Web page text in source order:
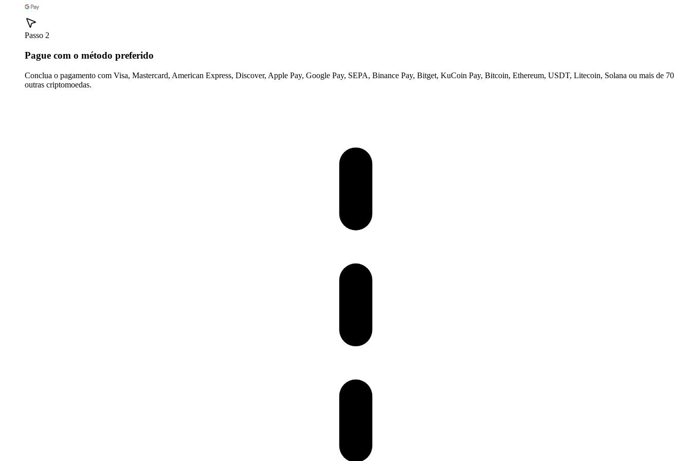
Passo 2
Pague com o método preferido
Conclua o pagamento com Visa, Mastercard, American Express, Discover, Apple Pay, Google Pay, SEPA, Binance Pay, Bitget, KuCoin Pay, Bitcoin, Ethereum, USDT, Litecoin, Solana ou mais de 70
outras criptomoedas.